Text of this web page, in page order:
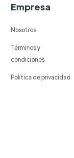
Empresa
Nosotros
Términos y
condiciones
Política de privacidad